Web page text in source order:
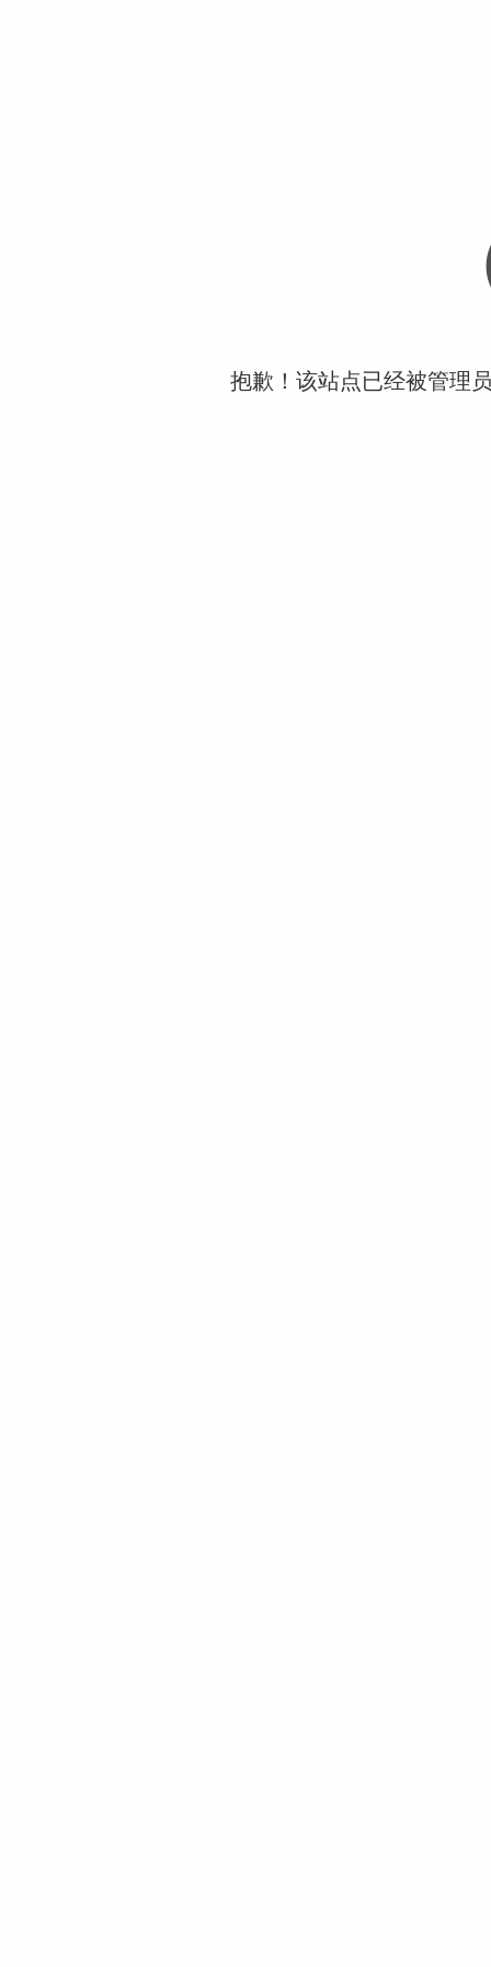
抱歉！该站点已经被管理